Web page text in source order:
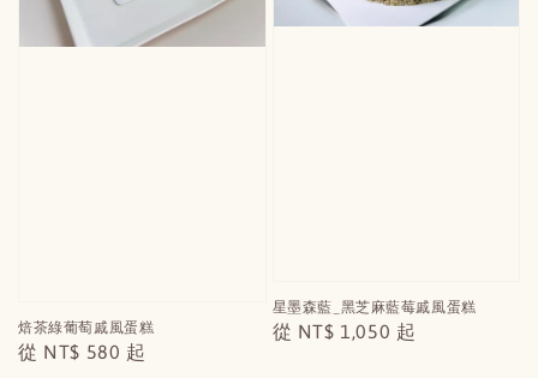
焙茶綠葡萄戚風蛋糕
Regular
從 NT$ 580 起
星墨森藍_黑芝麻藍莓戚風蛋糕
Regular
從 NT$ 1,050 起